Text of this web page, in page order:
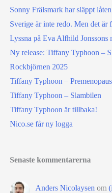
Sonny Frälsmark har släppt
Sverige är inte redo. Men det är
Lyssna på Eva Alfhild Jonssons
Ny release: Tiffany Typhoon –
Rockbjörnen 2025
Tiffany Typhoon –
Tiffany Typhoon – Slambilen
Tiffany Typhoon är tillbaka!
Nico.se får ny logga
Senaste kommentarerna
Anders Nicolaysen om